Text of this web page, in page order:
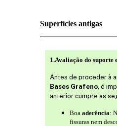
Superfícies antigas
1.Avaliação do suporte
Antes de proceder à
Bases Grafeno , é
anterior cumpre as
Boa aderência:
fissuras nem